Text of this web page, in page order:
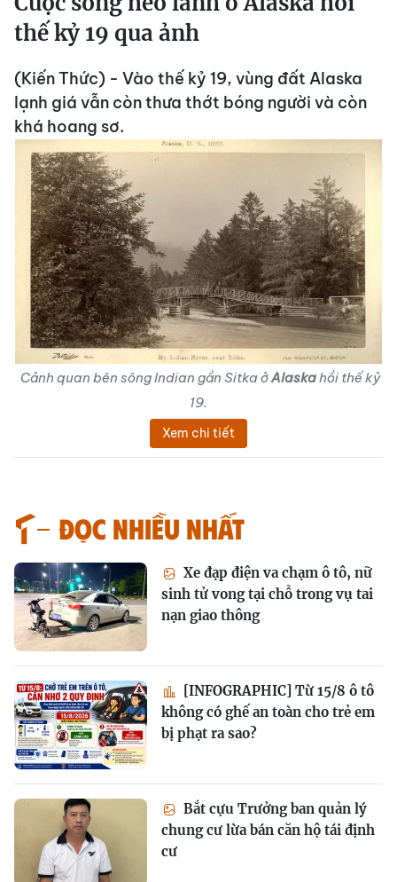
thế kỷ 19 qua ảnh
(Kiến Thức) - Vào thế kỷ 19, vùng đất Alaska
lạnh giá vẫn còn thưa thớt bóng người và còn
khá hoang sơ.
Cảnh quan bên sông Indian gần Sitka ởAlaskahồi thế kỷ
19.
Xem chi tiết
Đọc nhiều nhất
Xe đạp điện va chạm ô tô, nữ
sinh tử vong tại chỗ trong vụ tai
nạn giao thông
[INFOGRAPHIC] Từ 15/8 ô tô
không có ghế an toàn cho trẻ em
bị phạt ra sao?
Bắt cựu Trưởng ban quản lý
chung cư lừa bán căn hộ tái định
cư